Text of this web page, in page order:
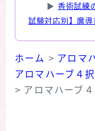
▶ 香術試練
試験対応別】魔導
ホーム > アロマ
アロマハーブ４
> アロマハーブ